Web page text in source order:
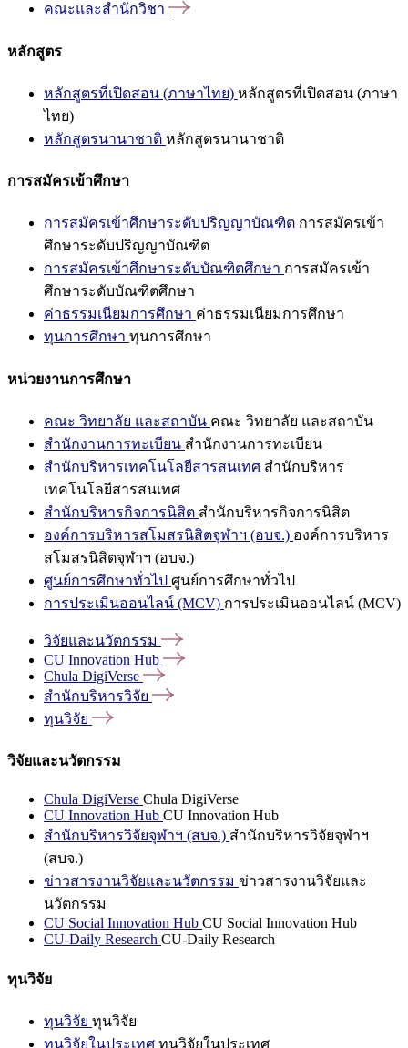
คณะและสำนักวิชา
หลักสูตร
หลักสูตรที่เปิดสอน (ภาษาไทย) หลักสูตรที่เปิดสอน (ภาษา
ไทย)
หลักสูตรนานาชาติ หลักสูตรนานาชาติ
การสมัครเข้าศึกษา
การสมัครเข้าศึกษาระดับปริญญาบัณฑิต การสมัครเข้า
ศึกษาระดับปริญญาบัณฑิต
การสมัครเข้าศึกษาระดับบัณฑิตศึกษา การสมัครเข้า
ศึกษาระดับบัณฑิตศึกษา
ค่าธรรมเนียมการศึกษา ค่าธรรมเนียมการศึกษา
ทุนการศึกษา ทุนการศึกษา
หน่วยงานการศึกษา
คณะ วิทยาลัย และสถาบัน คณะ วิทยาลัย และสถาบัน
สำนักงานการทะเบียน สำนักงานการทะเบียน
สำนักบริหารเทคโนโลยีสารสนเทศ สำนักบริหาร
เทคโนโลยีสารสนเทศ
สำนักบริหารกิจการนิสิต สำนักบริหารกิจการนิสิต
องค์การบริหารสโมสรนิสิตจุฬาฯ (อบจ.) องค์การบริหาร
สโมสรนิสิตจุฬาฯ (อบจ.)
ศูนย์การศึกษาทั่วไป ศูนย์การศึกษาทั่วไป
การประเมินออนไลน์ (MCV) การประเมินออนไลน์ (MCV)
วิจัยและนวัตกรรม
CU Innovation Hub
Chula DigiVerse
สำนักบริหารวิจัย
ทุนวิจัย
วิจัยและนวัตกรรม
Chula DigiVerse Chula DigiVerse
CU Innovation Hub CU Innovation Hub
สำนักบริหารวิจัยจุฬาฯ (สบจ.) สำนักบริหารวิจัยจุฬาฯ
(สบจ.)
ข่าวสารงานวิจัยและนวัตกรรม ข่าวสารงานวิจัยและ
นวัตกรรม
CU Social Innovation Hub CU Social Innovation Hub
CU-Daily Research CU-Daily Research
ทุนวิจัย
ทุนวิจัย ทุนวิจัย
ทุนวิจัยในประเทศ ทุนวิจัยในประเทศ